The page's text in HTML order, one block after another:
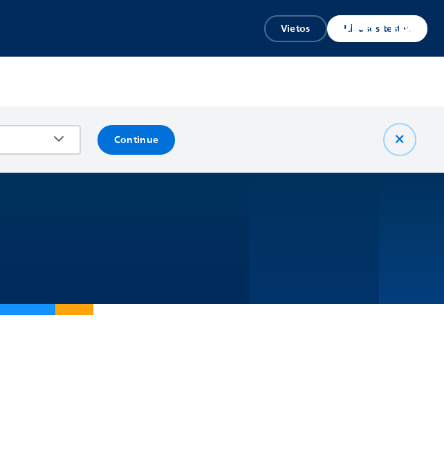
Vietos Klausos testas
Continue